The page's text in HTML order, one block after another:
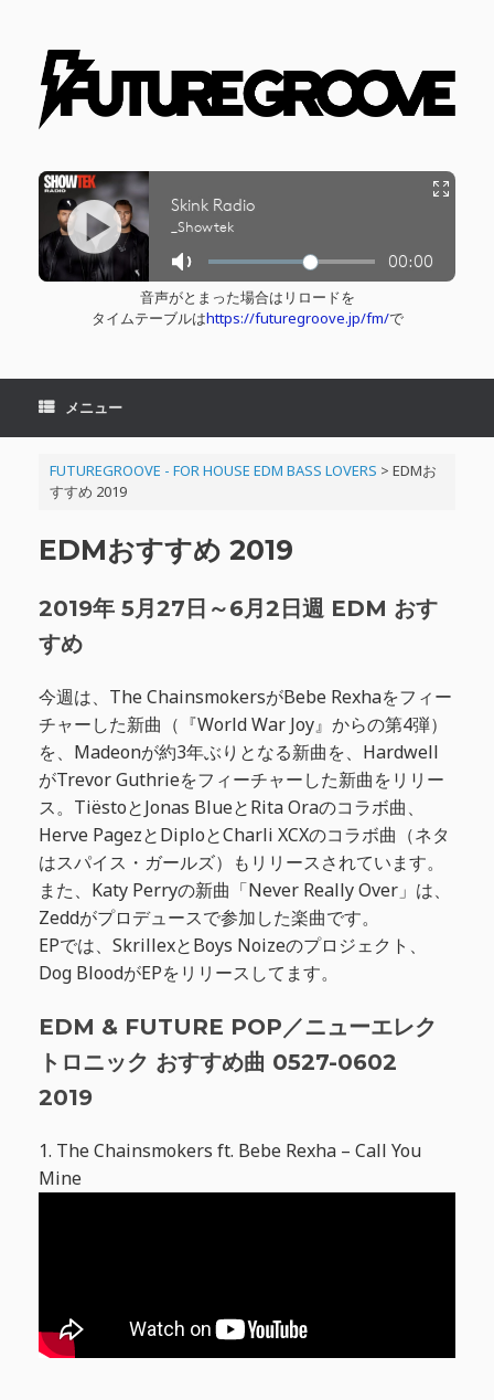
音声がとまった場合はリロードを
タイムテーブルはhttps://futuregroove.jp/fm/で
メニュー
FUTUREGROOVE - FOR HOUSE EDM BASS LOVERS > EDMお
すすめ 2019
EDMおすすめ 2019
2019年 5月27日～6月2日週 EDM おす
すめ
今週は、The ChainsmokersがBebe Rexhaをフィー
チャーした新曲（『World War Joy』からの第4弾）
を、Madeonが約3年ぶりとなる新曲を、Hardwell
がTrevor Guthrieをフィーチャーした新曲をリリー
ス。TiëstoとJonas BlueとRita Oraのコラボ曲、
Herve PagezとDiploとCharli XCXのコラボ曲（ネタ
はスパイス・ガールズ）もリリースされています。
また、Katy Perryの新曲「Never Really Over」は、
Zeddがプロデュースで参加した楽曲です。
EPでは、SkrillexとBoys Noizeのプロジェクト、
Dog BloodがEPをリリースしてます。
EDM & FUTURE POP／ニューエレク
トロニック おすすめ曲 0527-0602
2019
1. The Chainsmokers ft. Bebe Rexha – Call You
Mine